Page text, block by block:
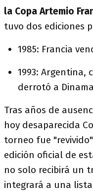
la Copa Artemio
tuvo dos ediciones
1985: Francia
1993: Argentina,
derrotó a
Tras años de
hoy desaparecida
torneo fue
edición oficial de
no solo recibirá un
integrará a una